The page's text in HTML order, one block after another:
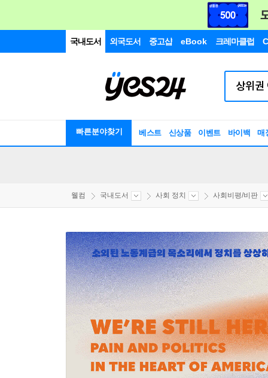
국내도서 외국도서 중고샵 eBook 크레마클럽
빠른분야찾기 베스트 신상품 이벤트 바이백 매
웰컴 국내도서 사회 정치 사회비평/비판